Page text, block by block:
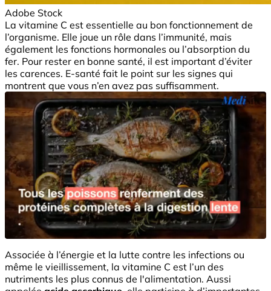
Adobe Stock
La vitamine C est essentielle au bon fonctionnement de
l’organisme. Elle joue un rôle dans l’immunité, mais
également les fonctions hormonales ou l’absorption du
fer. Pour rester en bonne santé, il est important d’éviter
les carences. E-santé fait le point sur les signes qui
montrent que vous n’en avez pas suffisamment.
Associée à l’énergie et la lutte contre les infections ou
même le vieillissement, la vitamine C est l’un des
nutriments les plus connus de l'alimentation. Aussi